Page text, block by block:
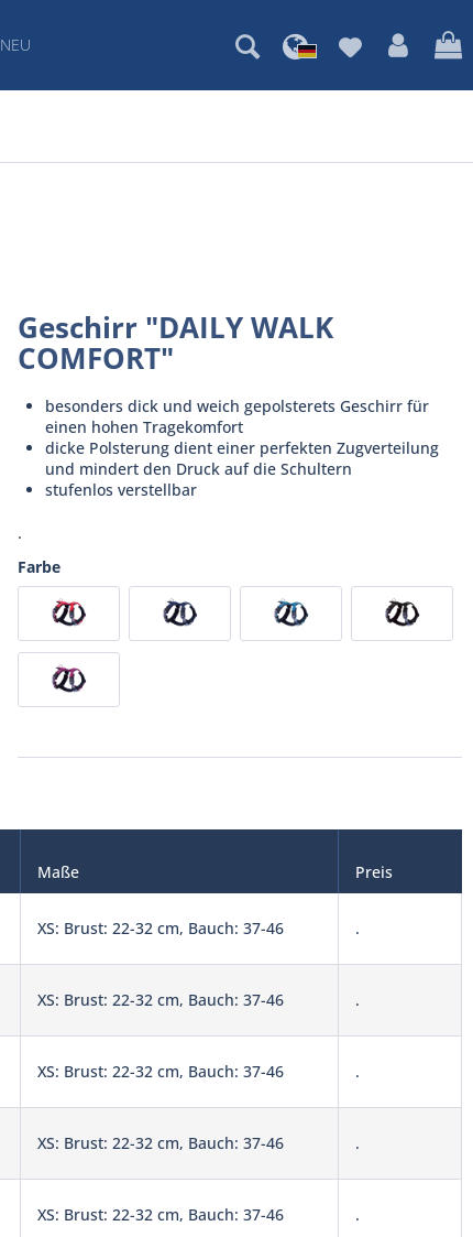
NEU
Geschirr "DAILY WALK
COMFORT"
besonders dick und weich gepolsterets Geschirr für
einen hohen Tragekomfort
dicke Polsterung dient einer perfekten Zugverteilung
und mindert den Druck auf die Schultern
stufenlos verstellbar
.
Farbe
Maße Preis
XS: Brust: 22-32 cm, Bauch: 37-46 .
XS: Brust: 22-32 cm, Bauch: 37-46 .
XS: Brust: 22-32 cm, Bauch: 37-46 .
XS: Brust: 22-32 cm, Bauch: 37-46 .
XS: Brust: 22-32 cm, Bauch: 37-46 .